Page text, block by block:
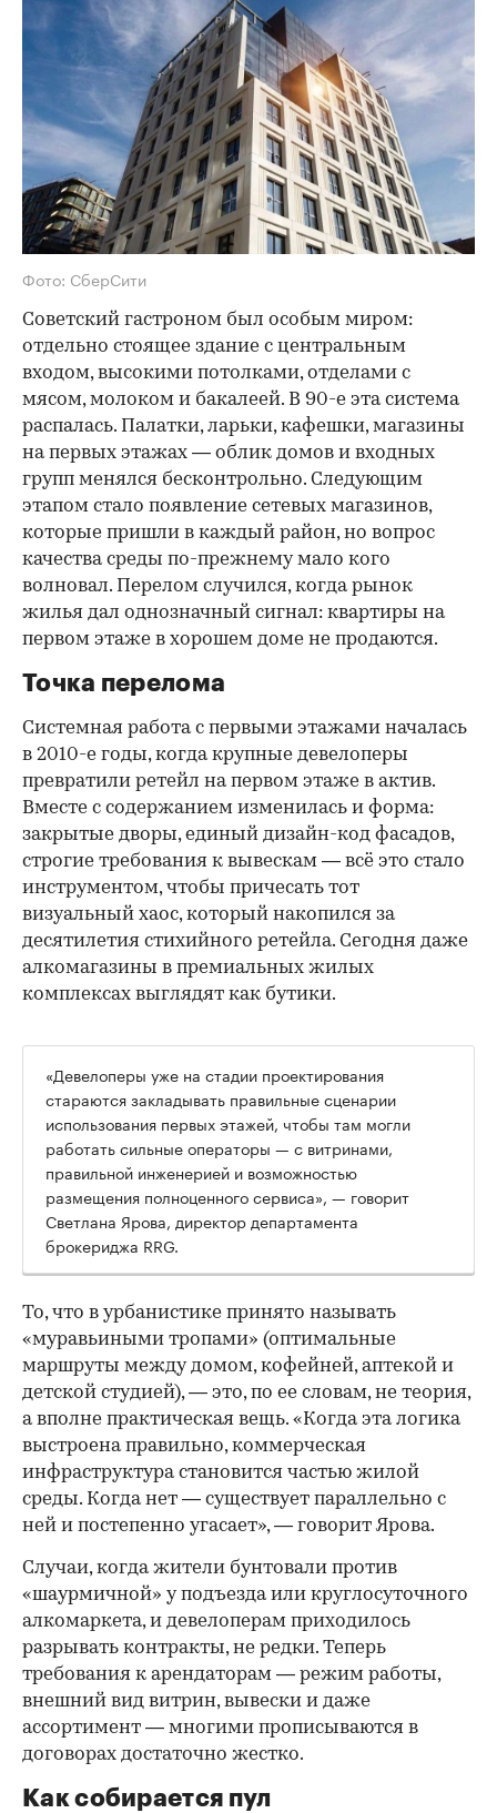
Фото: СберСити
Советский гастроном был особым миром:
отдельно стоящее здание с центральным
входом, высокими потолками, отделами с
мясом, молоком и бакалеей. В 90-е эта система
распалась. Палатки, ларьки, кафешки, магазины
на первых этажах — облик домов и входных
групп менялся бесконтрольно. Следующим
этапом стало появление сетевых магазинов,
которые пришли в каждый район, но вопрос
качества среды по-прежнему мало кого
волновал. Перелом случился, когда рынок
жилья дал однозначный сигнал: квартиры на
первом этаже в хорошем доме не продаются.
Точка перелома
Системная работа с первыми этажами началась
в 2010-е годы, когда крупные девелоперы
превратили ретейл на первом этаже в актив.
Вместе с содержанием изменилась и форма:
закрытые дворы, единый дизайн-код фасадов,
строгие требования к вывескам — всё это стало
инструментом, чтобы причесать тот
визуальный хаос, который накопился за
десятилетия стихийного ретейла. Сегодня даже
алкомагазины в премиальных жилых
комплексах выглядят как бутики.
00:00
«Девелоперы уже на стадии проектирования
стараются закладывать правильные сценарии
использования первых этажей, чтобы там могли
работать сильные операторы — с витринами,
правильной инженерией и возможностью
размещения полноценного сервиса», — говорит
Светлана Ярова, директор департамента
брокериджа RRG.
То, что в урбанистике принято называть
«муравьиными тропами» (оптимальные
маршруты между домом, кофейней, аптекой и
детской студией), — это, по ее словам, не теория,
а вполне практическая вещь. «Когда эта логика
выстроена правильно, коммерческая
инфраструктура становится частью жилой
среды. Когда нет — существует параллельно с
ней и постепенно угасает», — говорит Ярова.
Случаи, когда жители бунтовали против
«шаурмичной» у подъезда или круглосуточного
алкомаркета, и девелоперам приходилось
разрывать контракты, не редки. Теперь
требования к арендаторам — режим работы,
внешний вид витрин, вывески и даже
ассортимент — многими прописываются в
договорах достаточно жестко.
Как собирается пул